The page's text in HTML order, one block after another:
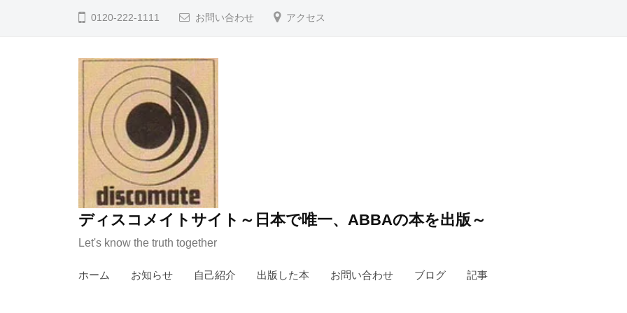
0120-222-1111 お問い合わせ アクセス
ディスコメイトサイト～日本で唯一、ABBAの本を出版～
Let's know the truth together
ホーム お知らせ 自己紹介 出版した本 お問い合わせ ブログ 記事